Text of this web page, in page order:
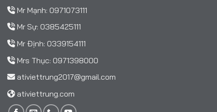
Mr Mạnh: 0971073111
Mr Sự: 0385425111
Mr Định: 0339154111
Mrs Thục: 0971398000
ativiettrung2017@gmail.com
ativiettrung.com